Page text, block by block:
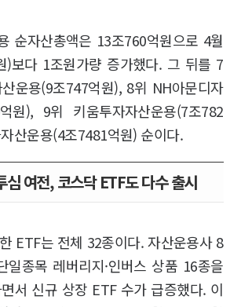
순자산총액은 13조760억원으로 4월
)보다 1조원가량 증가했다. 그 뒤를 7
운용(9조747억원), 8위 NH아문디자
원), 9위 키움투자자산운용(7조782
산운용(4조7481억원) 순이다.
심 여전, 코스닥 ETF도 다수 출시
ETF는 전체 32종이다. 자산운용사 8
일종목 레버리지·인버스 상품 16종을
서 신규 상장 ETF 수가 급증했다. 이